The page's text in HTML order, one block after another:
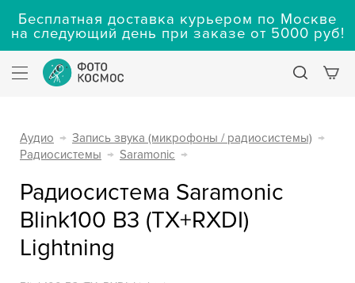
Бесплатная доставка курьером по Москве
на следующий день при заказе от 5000 руб!
Аудио → Запись звука (микрофоны / радиосистемы) →
Радиосистемы → Saramonic →
Радиосистема Saramonic
Blink100 B3 (TX+RXDI)
Lightning